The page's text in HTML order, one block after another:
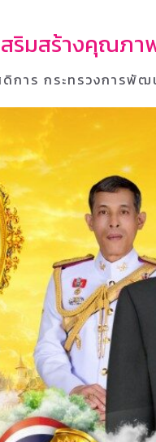
ริมสร้างคุณภ
การ กระทรวงการพั